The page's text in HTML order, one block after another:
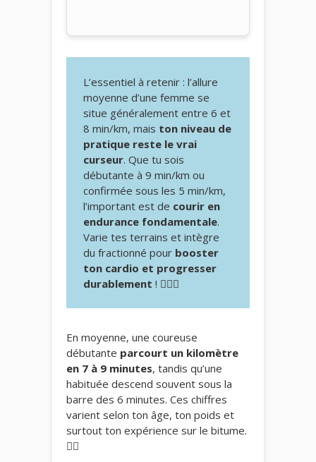
L’essentiel à retenir : l’allure
moyenne d’une femme se
situe généralement entre 6 et
8 min/km, mais ton niveau de
pratique reste le vrai
curseur. Que tu sois
débutante à 9 min/km ou
confirmée sous les 5 min/km,
l’important est de courir en
endurance fondamentale.
Varie tes terrains et intègre
du fractionné pour booster
ton cardio et progresser
durablement ! 🏃‍♀️✨
En moyenne, une coureuse
débutante parcourt un kilomètre
en 7 à 9 minutes, tandis qu’une
habituée descend souvent sous la
barre des 6 minutes. Ces chiffres
varient selon ton âge, ton poids et
surtout ton expérience sur le bitume.
🏃‍♀️